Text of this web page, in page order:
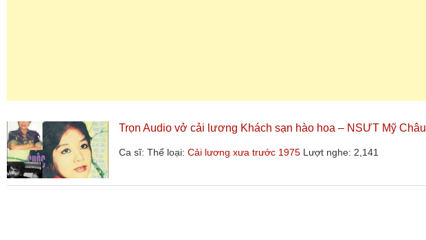
Trọn Audio vở cải lương Khách sạn hào hoa – NSƯT Mỹ Châu
Ca sĩ: Thể loại: Cải lương xưa trước 1975 Lượt nghe: 2,141